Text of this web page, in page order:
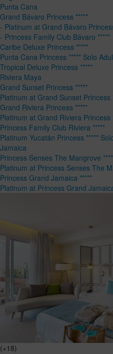
Punta Cana
Grand Bávaro Princess *****
- Platinum at Grand Bávaro
- Princess Family Club Bávaro *****
Caribe Deluxe Princess *****
Punta Cana Princess ***** Solo
Tropical Deluxe Princess *****
Riviera Maya
Grand Sunset Princess *****
Platinum at Grand Sunset Princess
Grand Riviera Princess *****
Platinum at Grand Riviera Princess
Princess Family Club Riviera *****
Platinum Yucatán Princess *****
Jamaica
Princess Senses The Mangrove
Platinum at Princess Senses The
Princess Grand Jamaica *****
Platinum at Princess Grand
(+18)